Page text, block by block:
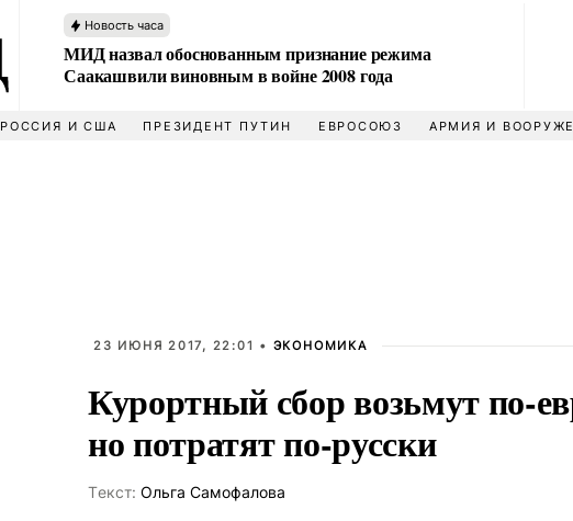
Новость часа
МИД назвал обоснованным признание режима
Саакашвили виновным в войне 2008 года
РОССИЯ И США ПРЕЗИДЕНТ ПУТИН ЕВРОСОЮЗ АРМИЯ И
23 ИЮНЯ 2017, 22:01 • ЭКОНОМИКА
Курортный сбор возьмут по-
но потратят по-русски
Tекст: Ольга Самофалова